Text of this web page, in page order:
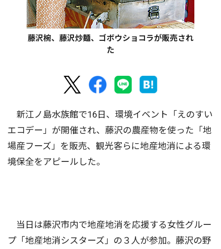
藤沢椀、藤沢炒麺、ゴボウショコラが販売され
た
新江ノ島水族館で16日、環境イベント「えのすい
エコデー」が開催され、藤沢の農産物を使った「地
場産フーズ」を販売、観光客らに地産地消による環
境保全をアピールした。
当日は藤沢市内で地産地消を応援する女性グルー
プ「地産地消シスターズ」の３人が参加。藤沢の野